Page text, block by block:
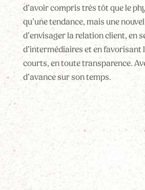
d’avoir compris très tôt que le
qu’une tendance, mais une
d’envisager la relation client, en
d’intermédiaires et en favorisant
courts, en toute transparence.
d’avance sur son temps.